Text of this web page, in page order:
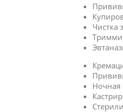
Чистка
Ночная